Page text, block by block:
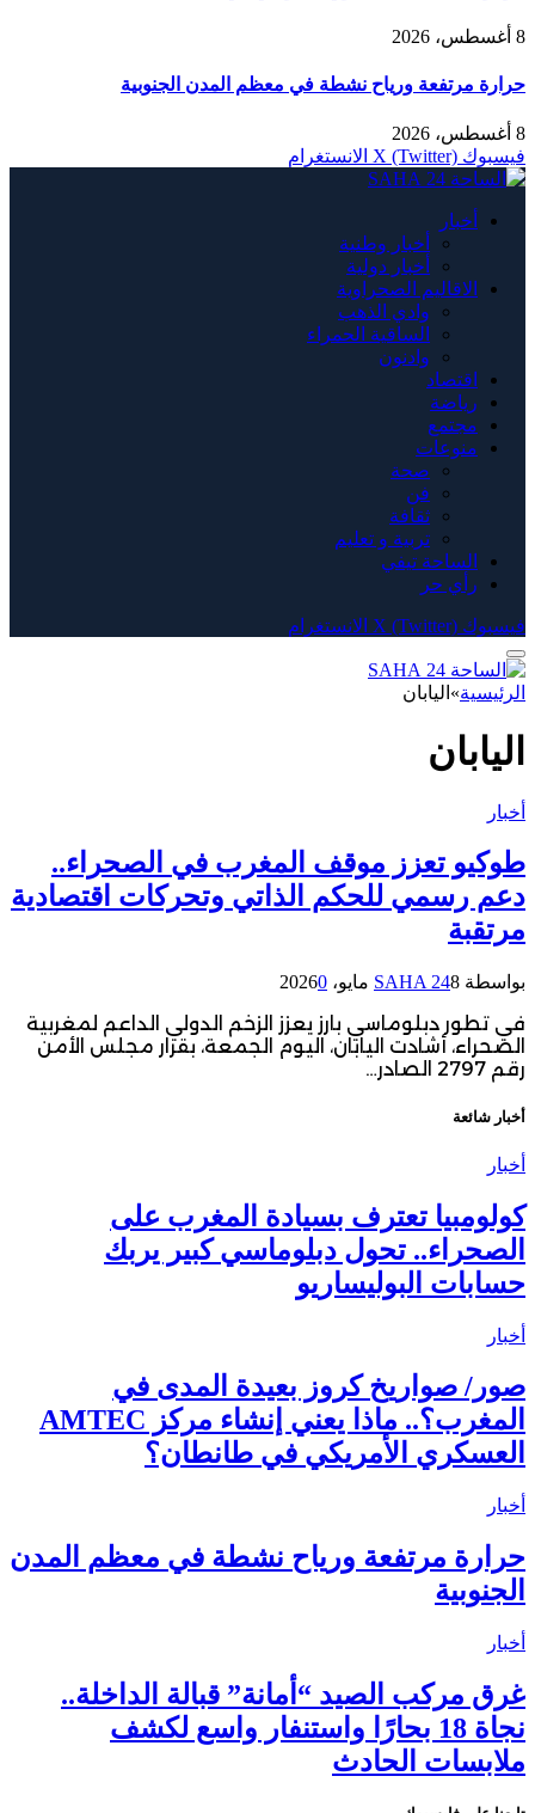
8 أغسطس، 2026
حرارة مرتفعة ورياح نشطة في معظم المدن الجنوبية
8 أغسطس، 2026
فيسبوك X (Twitter) الانستغرام
أخبار
أخبار وطنية
أخبار دولية
الاقاليم الصحراوية
وادي الذهب
الساقية الحمراء
وادنون
اقتصاد
رياضة
مجتمع
منوعات
صحة
فن
ثقافة
تربية و تعليم
الساحة تيفي
رأي حر
فيسبوك X (Twitter) الانستغرام
الرئيسية» اليابان
اليابان
أخبار
طوكيو تعزز موقف المغرب في الصحراء..
دعم رسمي للحكم الذاتي وتحركات اقتصادية
مرتقبة
بواسطة SAHA 248 مايو، 2026 0
في تطور دبلوماسي بارز يعزز الزخم الدولي الداعم لمغربية
الصحراء، أشادت اليابان، اليوم الجمعة، بقرار مجلس الأمن
رقم 2797 الصادر…
أخبار شائعة
أخبار
كولومبيا تعترف بسيادة المغرب على
الصحراء.. تحول دبلوماسي كبير يربك
حسابات البوليساريو
أخبار
صور/ صواريخ كروز بعيدة المدى في
المغرب؟.. ماذا يعني إنشاء مركز AMTEC
العسكري الأمريكي في طانطان؟
أخبار
حرارة مرتفعة ورياح نشطة في معظم المدن
الجنوبية
أخبار
غرق مركب الصيد “أمانة” قبالة الداخلة..
نجاة 18 بحارًا واستنفار واسع لكشف
ملابسات الحادث